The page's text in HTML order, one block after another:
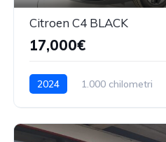
Citroen C4 BLACK
17,000€
2024 1.000 chilometri